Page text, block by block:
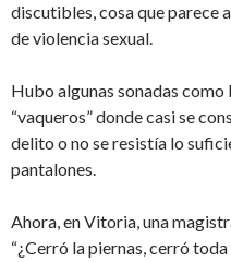
discutibles, cosa que parece
de violencia sexual.
Hubo algunas sonadas como
“vaqueros” donde casi se
delito o no se resistía lo
pantalones.
Ahora, en Vitoria, una
“¿Cerró la piernas, cerró